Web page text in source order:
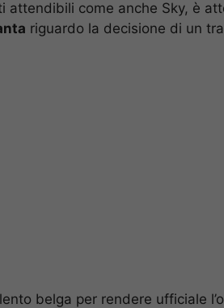
come anche Sky, è
riguardo la decisione di un
belga per rendere ufficiale